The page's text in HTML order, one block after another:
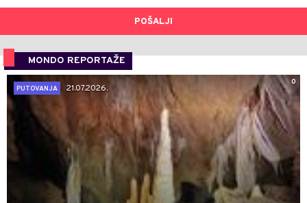
POŠALJI
MONDO REPORTAŽE
0
PUTOVANJA
21.07.2026.